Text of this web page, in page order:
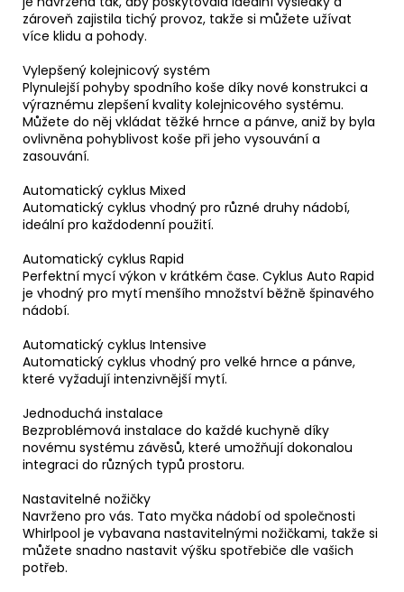
zároveň zajistila tichý provoz, takže si můžete užívat
více klidu a pohody.
Vylepšený kolejnicový systém
Plynulejší pohyby spodního koše díky nové konstrukci a
výraznému zlepšení kvality kolejnicového systému.
Můžete do něj vkládat těžké hrnce a pánve, aniž by byla
ovlivněna pohyblivost koše při jeho vysouvání a
zasouvání.
Automatický cyklus Mixed
Automatický cyklus vhodný pro různé druhy nádobí,
ideální pro každodenní použití.
Automatický cyklus Rapid
Perfektní mycí výkon v krátkém čase. Cyklus Auto Rapid
je vhodný pro mytí menšího množství běžně špinavého
nádobí.
Automatický cyklus Intensive
Automatický cyklus vhodný pro velké hrnce a pánve,
které vyžadují intenzivnější mytí.
Jednoduchá instalace
Bezproblémová instalace do každé kuchyně díky
novému systému závěsů, které umožňují dokonalou
integraci do různých typů prostoru.
Nastavitelné nožičky
Navrženo pro vás. Tato myčka nádobí od společnosti
Whirlpool je vybavana nastavitelnými nožičkami, takže si
můžete snadno nastavit výšku spotřebiče dle vašich
potřeb.